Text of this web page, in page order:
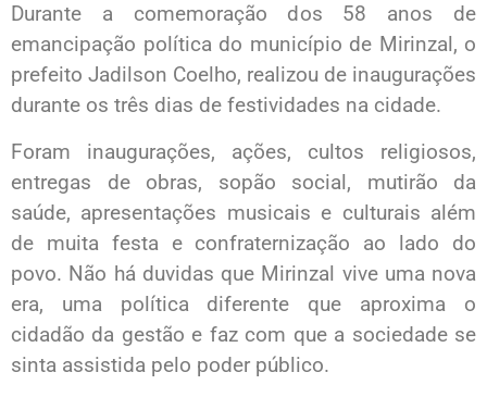
Durante a comemoração dos 58 anos de
emancipação política do município de Mirinzal, o
prefeito Jadilson Coelho, realizou de inaugurações
durante os três dias de festividades na cidade.
Foram inaugurações, ações, cultos religiosos,
entregas de obras, sopão social, mutirão da
saúde, apresentações musicais e culturais além
de muita festa e confraternização ao lado do
povo. Não há duvidas que Mirinzal vive uma nova
era, uma política diferente que aproxima o
cidadão da gestão e faz com que a sociedade se
sinta assistida pelo poder público.